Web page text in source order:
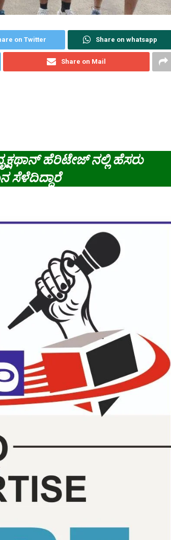
on Twitter Share on whatsapp
Share on Mail
ಹೆರಿಟೇಜ್ ನಲ್ಲಿ ಹೆಸರು